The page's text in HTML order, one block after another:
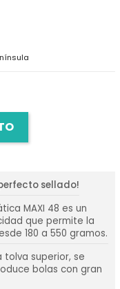
sellado!
MAXI 48 es un
que permite la
180 a 550 gramos.
superior, se
bolas con gran